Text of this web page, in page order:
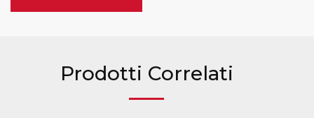
Prodotti Correlati